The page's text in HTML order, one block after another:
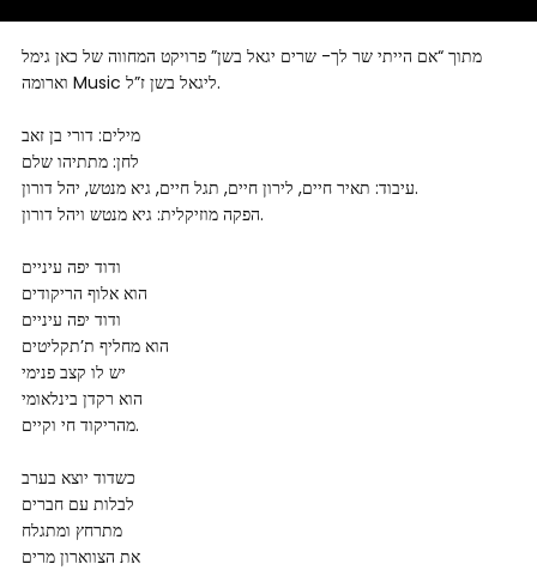
מתוך “אם הייתי שר לך- שרים יגאל בשן” פרויקט המחווה של כאן גימל
וארומה Music ליגאל בשן ז”ל.
מילים: דורי בן זאב
לחן: מתתיהו שלם
עיבוד: תאיר חיים, לירון חיים, תגל חיים, גיא מנטש, יהל דורון.
הפקה מוזיקלית: גיא מנטש ויהל דורון.
ודוד יפה עיניים
הוא אלוף הריקודים
ודוד יפה עיניים
הוא מחליף ת’תקליטים
יש לו קצב פנימי
הוא רקדן בינלאומי
מהריקוד חי וקיים.
כשדוד יוצא בערב
לבלות עם חברים
מתרחץ ומתגלח
את הצווארון מרים